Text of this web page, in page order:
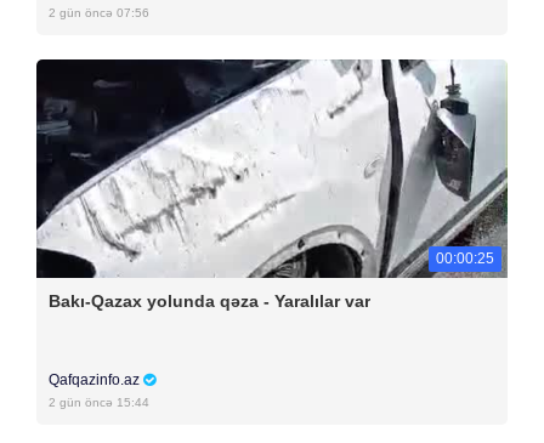
2 gün öncə 07:56
00:00:25
Bakı-Qazax yolunda qəza - Yaralılar var
Qafqazinfo.az
2 gün öncə 15:44